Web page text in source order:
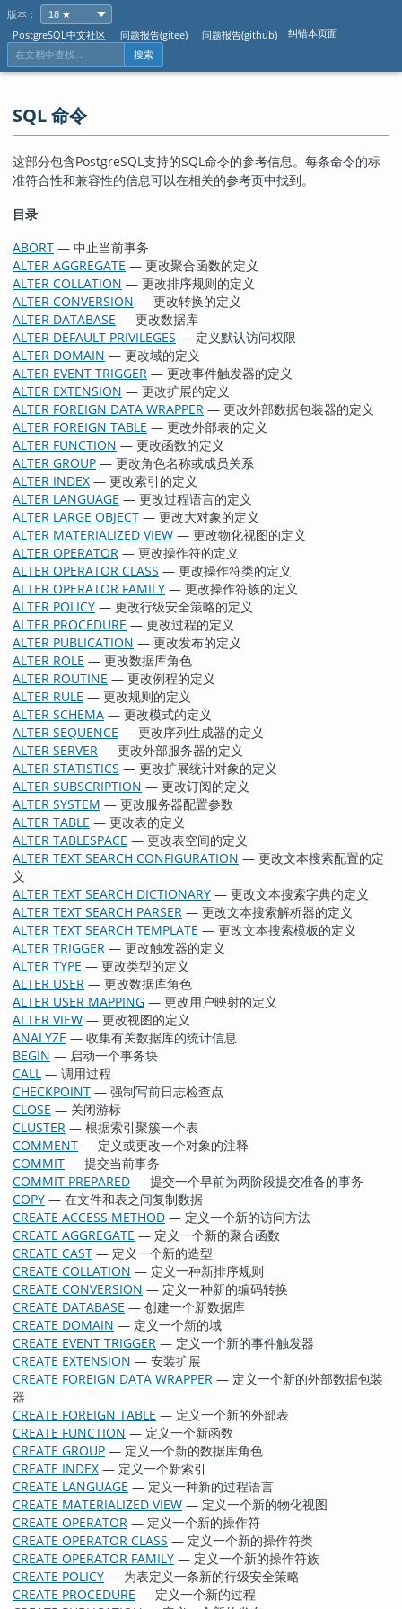
版本：
PostgreSQL中文社区
问题报告(gitee) 问题报告(github) 纠错本页面
搜索
SQL 命令
这部分包含PostgreSQL支持的SQL命令的参考信息。每条命令的标
准符合性和兼容性的信息可以在相关的参考页中找到。
目录
ABORT — 中止当前事务
ALTER AGGREGATE — 更改聚合函数的定义
ALTER COLLATION — 更改排序规则的定义
ALTER CONVERSION — 更改转换的定义
ALTER DATABASE — 更改数据库
ALTER DEFAULT PRIVILEGES — 定义默认访问权限
ALTER DOMAIN — 更改域的定义
ALTER EVENT TRIGGER — 更改事件触发器的定义
ALTER EXTENSION — 更改扩展的定义
ALTER FOREIGN DATA WRAPPER — 更改外部数据包装器的定义
ALTER FOREIGN TABLE — 更改外部表的定义
ALTER FUNCTION — 更改函数的定义
ALTER GROUP — 更改角色名称或成员关系
ALTER INDEX — 更改索引的定义
ALTER LANGUAGE — 更改过程语言的定义
ALTER LARGE OBJECT — 更改大对象的定义
ALTER MATERIALIZED VIEW — 更改物化视图的定义
ALTER OPERATOR — 更改操作符的定义
ALTER OPERATOR CLASS — 更改操作符类的定义
ALTER OPERATOR FAMILY — 更改操作符族的定义
ALTER POLICY — 更改行级安全策略的定义
ALTER PROCEDURE — 更改过程的定义
ALTER PUBLICATION — 更改发布的定义
ALTER ROLE — 更改数据库角色
ALTER ROUTINE — 更改例程的定义
ALTER RULE — 更改规则的定义
ALTER SCHEMA — 更改模式的定义
ALTER SEQUENCE — 更改序列生成器的定义
ALTER SERVER — 更改外部服务器的定义
ALTER STATISTICS — 更改扩展统计对象的定义
ALTER SUBSCRIPTION — 更改订阅的定义
ALTER SYSTEM — 更改服务器配置参数
ALTER TABLE — 更改表的定义
ALTER TABLESPACE — 更改表空间的定义
ALTER TEXT SEARCH CONFIGURATION — 更改文本搜索配置的定
义
ALTER TEXT SEARCH DICTIONARY — 更改文本搜索字典的定义
ALTER TEXT SEARCH PARSER — 更改文本搜索解析器的定义
ALTER TEXT SEARCH TEMPLATE — 更改文本搜索模板的定义
ALTER TRIGGER — 更改触发器的定义
ALTER TYPE — 更改类型的定义
ALTER USER — 更改数据库角色
ALTER USER MAPPING — 更改用户映射的定义
ALTER VIEW — 更改视图的定义
ANALYZE — 收集有关数据库的统计信息
BEGIN — 启动一个事务块
CALL — 调用过程
CHECKPOINT — 强制写前日志检查点
CLOSE — 关闭游标
CLUSTER — 根据索引聚簇一个表
COMMENT — 定义或更改一个对象的注释
COMMIT — 提交当前事务
COMMIT PREPARED — 提交一个早前为两阶段提交准备的事务
COPY — 在文件和表之间复制数据
CREATE ACCESS METHOD — 定义一个新的访问方法
CREATE AGGREGATE — 定义一个新的聚合函数
CREATE CAST — 定义一个新的造型
CREATE COLLATION — 定义一种新排序规则
CREATE CONVERSION — 定义一种新的编码转换
CREATE DATABASE — 创建一个新数据库
CREATE DOMAIN — 定义一个新的域
CREATE EVENT TRIGGER — 定义一个新的事件触发器
CREATE EXTENSION — 安装扩展
CREATE FOREIGN DATA WRAPPER — 定义一个新的外部数据包装
器
CREATE FOREIGN TABLE — 定义一个新的外部表
CREATE FUNCTION — 定义一个新函数
CREATE GROUP — 定义一个新的数据库角色
CREATE INDEX — 定义一个新索引
CREATE LANGUAGE — 定义一种新的过程语言
CREATE MATERIALIZED VIEW — 定义一个新的物化视图
CREATE OPERATOR — 定义一个新的操作符
CREATE OPERATOR CLASS — 定义一个新的操作符类
CREATE OPERATOR FAMILY — 定义一个新的操作符族
CREATE POLICY — 为表定义一条新的行级安全策略
CREATE PROCEDURE — 定义一个新的过程